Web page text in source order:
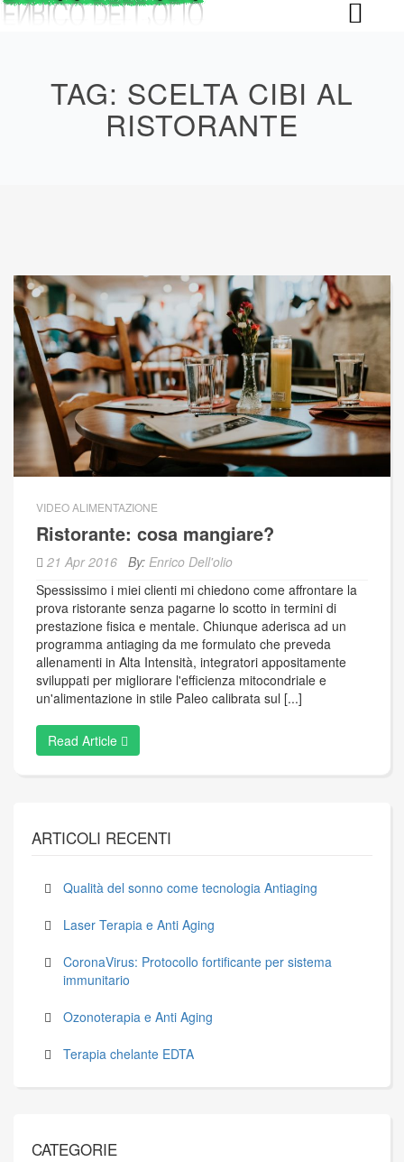
Skip
TAG: SCELTA CIBI AL
RISTORANTE
VIDEO ALIMENTAZIONE
Ristorante: cosa mangiare?
21 Apr 2016 By: Enrico Dell'olio
Spessissimo i miei clienti mi chiedono come affrontare la
prova ristorante senza pagarne lo scotto in termini di
prestazione fisica e mentale. Chiunque aderisca ad un
programma antiaging da me formulato che preveda
allenamenti in Alta Intensità, integratori appositamente
sviluppati per migliorare l'efficienza mitocondriale e
un'alimentazione in stile Paleo calibrata sul [...]
Read Article
ARTICOLI RECENTI
Qualità del sonno come tecnologia Antiaging
Laser Terapia e Anti Aging
CoronaVirus: Protocollo fortificante per sistema
immunitario
Ozonoterapia e Anti Aging
Terapia chelante EDTA
CATEGORIE